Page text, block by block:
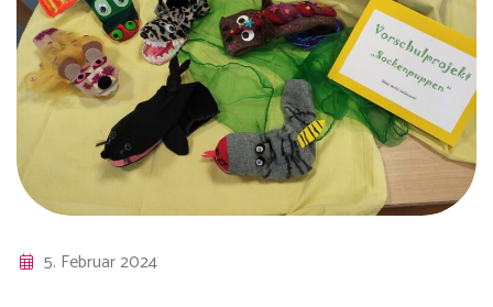
5. Februar 2024